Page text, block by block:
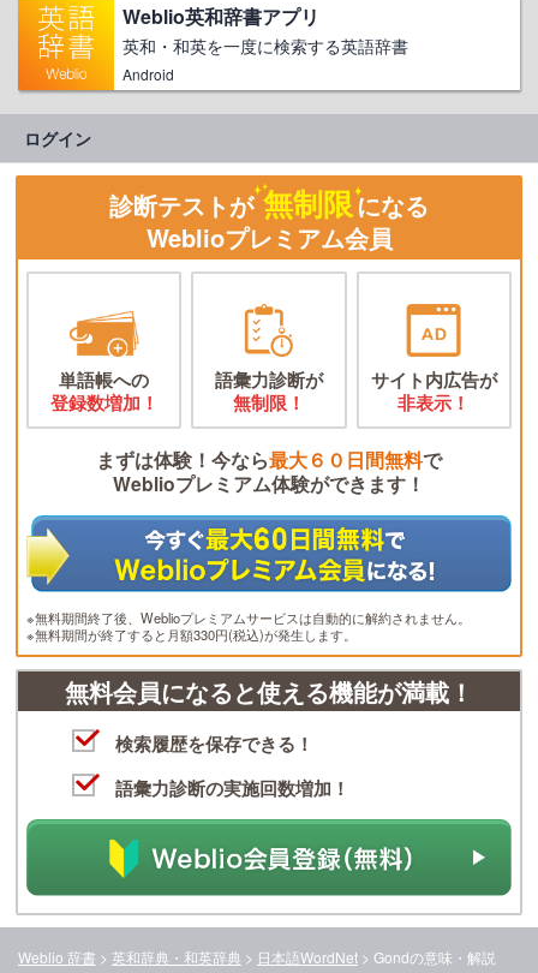
Weblio英和辞書アプリ
英和・和英を一度に検索する英語辞書
Android
ログイン
診断テストが 無制限になる
Weblioプレミアム会員
単語帳への
登録数増加！
語彙力診断が
無制限！
サイト内広告が
非表示！
まずは体験！今なら最大６０日間無料で
Weblioプレミアム体験ができます！
※無料期間終了後、Weblioプレミアムサービスは自動的に解約されません。
※無料期間が終了すると月額330円(税込)が発生します。
無料会員になると使える機能が満載！
検索履歴を保存できる！
語彙力診断の実施回数増加！
Weblio 辞書 > 英和辞典・和英辞典 > 日本語WordNet > Gondの意味・解説